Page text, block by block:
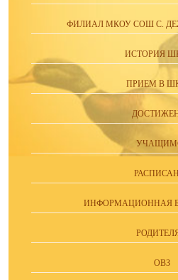
ФИЛИАЛ МКОУ СОШ С.
ИСТОРИЯ
ПРИЕМ В
ИНФОРМАЦИОННАЯ
ОВЗ